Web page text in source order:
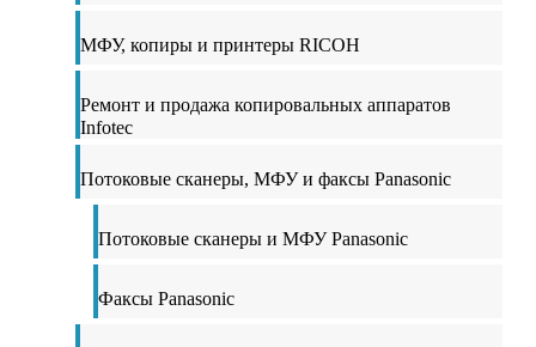
МФУ, копиры и принтеры RICOH
Ремонт и продажа копировальных аппаратов
Infotec
Потоковые сканеры, МФУ и факсы Panasonic
Потоковые сканеры и МФУ Panasonic
Факсы Panasonic